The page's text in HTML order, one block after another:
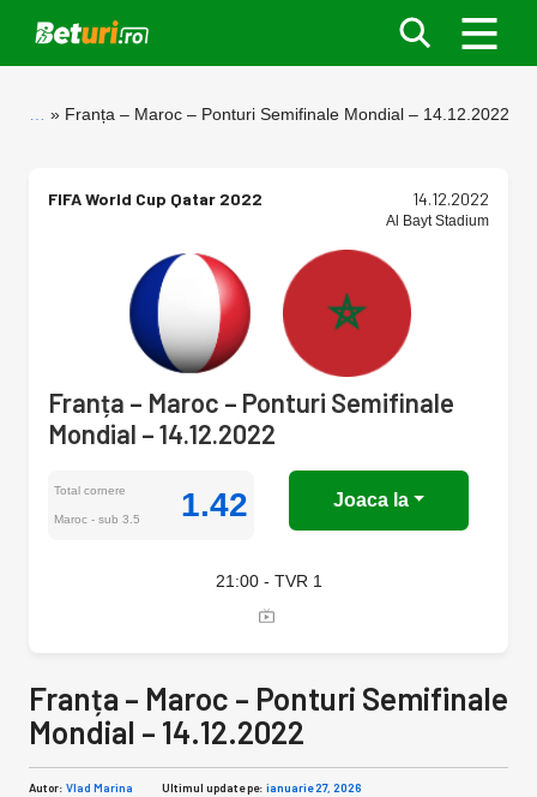
Franța – Maroc – Ponturi Semifinale Mondial – 14.12.2022
FIFA World Cup Qatar 2022 14.12.2022
Al Bayt Stadium
Franța – Maroc – Ponturi Semifinale
Mondial – 14.12.2022
Total cornere
Maroc - sub 3.5 1.42 Joaca la
21:00 - TVR 1
Franța – Maroc – Ponturi Semifinale
Mondial – 14.12.2022
Autor: Vlad Marina Ultimul update pe: ianuarie 27, 2026